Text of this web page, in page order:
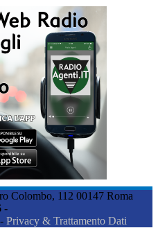
Colombo, 112 00147 Roma
-
Privacy & Trattamento Dati